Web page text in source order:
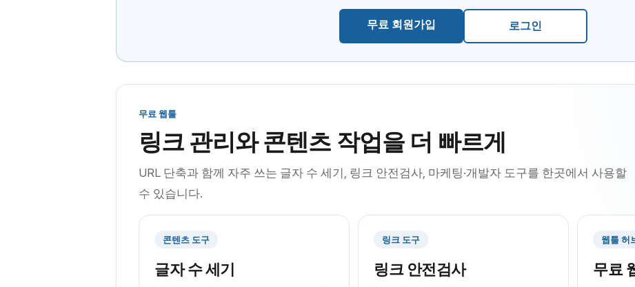
무료 회원가입 로그인
무료 웹툴
링크 관리와 콘텐츠 작업을 더 빠르게
URL 단축과 함께 자주 쓰는 글자 수 세기, 링크 안전검사, 마케팅·개발자 도구를 한곳에서 사용할
수 있습니다.
콘텐츠 도구
글자 수 세기
링크 도구
링크 안전검사
웹툴 허
무료